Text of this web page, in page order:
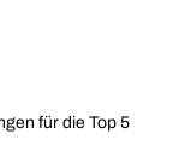
für die Top 5